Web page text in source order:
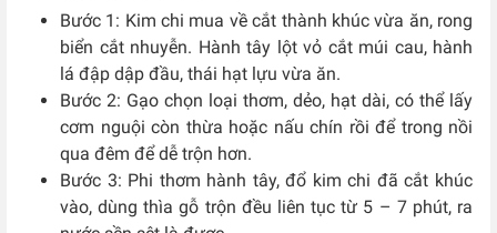
Bước 1: Kim chi mua về cắt thành khúc vừa ăn, rong
biển cắt nhuyễn. Hành tây lột vỏ cắt múi cau, hành
lá đập dập đầu, thái hạt lựu vừa ăn.
Bước 2: Gạo chọn loại thơm, dẻo, hạt dài, có thể lấy
cơm nguội còn thừa hoặc nấu chín rồi để trong nồi
qua đêm để dễ trộn hơn.
Bước 3: Phi thơm hành tây, đổ kim chi đã cắt khúc
vào, dùng thìa gỗ trộn đều liên tục từ 5 – 7 phút, ra